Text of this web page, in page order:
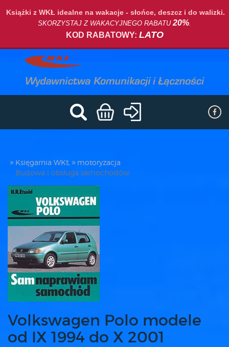
Książki z WKŁ idealne na wakacje - słońce, deszcz i do walizki.
SKORZYSTAJ Z WAKACYJNEGO RABATU20%.
KOD RABATOWY: LATO
Księgarnia WKŁ
motoryzacja
Budowa i obsługa samochodów
Volkswagen Polo modele
od IX 1994 do X 2001